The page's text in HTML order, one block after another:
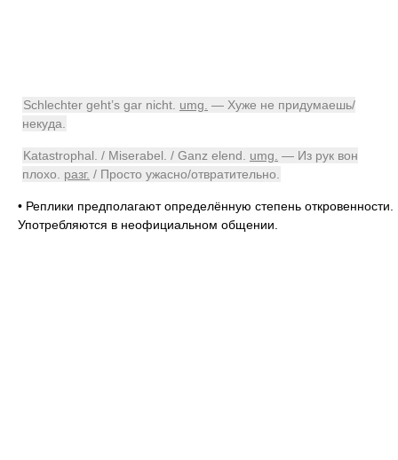
Schlechter geht’s gar nicht. umg. — Хуже не придумаешь/
некуда.
Katastrophal. / Miserabel. / Ganz elend. umg. — Из рук вон
плохо. разг. / Просто ужасно/отвратительно.
• Реплики предполагают определённую степень откровенности.
Употребляются в неофициальном общении.